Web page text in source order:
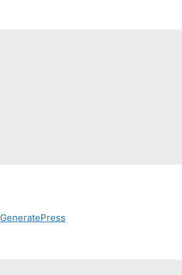
GeneratePress